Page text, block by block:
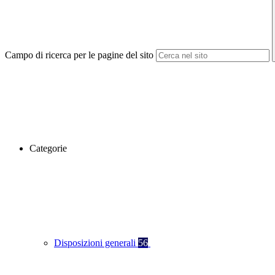
Campo di ricerca per le pagine del sito
Categorie
Disposizioni generali 56